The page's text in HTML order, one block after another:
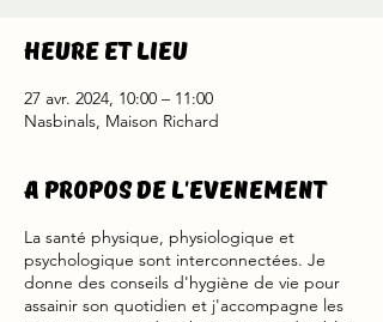
Heure et lieu
27 avr. 2024, 10:00 – 11:00
Nasbinals, Maison Richard
A propos de l'evenement
La santé physique, physiologique et
psychologique sont interconnectées. Je
donne des conseils d'hygiène de vie pour
assainir son quotidien et j'accompagne les